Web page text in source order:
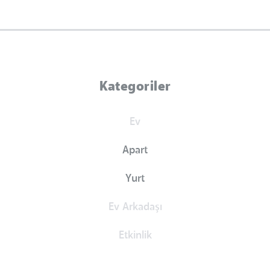
Kategoriler
Ev
Apart
Yurt
Ev Arkadaşı
Etkinlik